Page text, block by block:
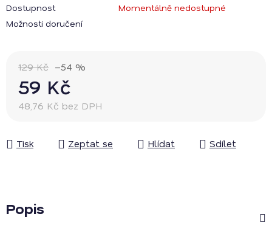
Dostupnost
Momentálně nedostupné
Možnosti doručení
129 Kč –54 %
59 Kč
48,76 Kč bez DPH
Tisk
Zeptat se Hlídat Sdílet
Popis